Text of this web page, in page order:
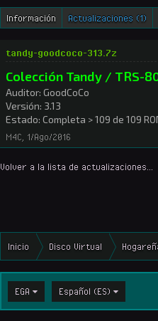
Información Actualizaciones (1)
tandy-goodcoco-313.7z
Colección Tandy / TRS-
Auditor: GoodCoCo
Versión: 3.13
Estado: Completa > 109 de 109
M4C, 1/Ago/2016
Volver a la lista de actualizaciones...
Inicio Disco Virtual
EGA Español (ES)